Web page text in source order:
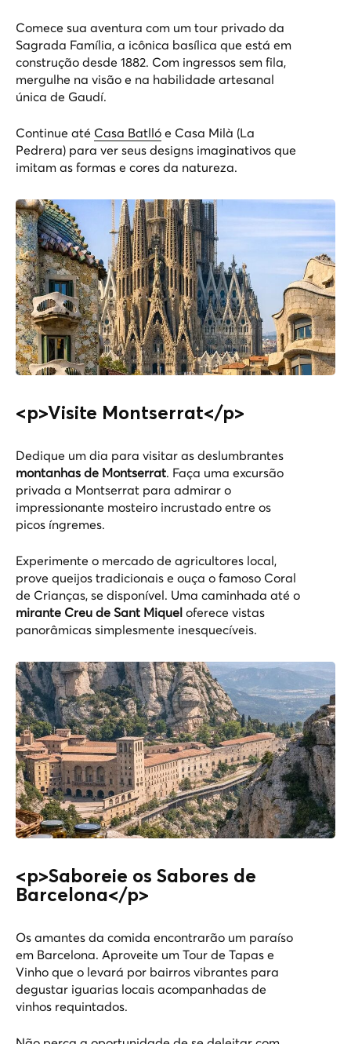
Comece sua aventura com um tour privado da
Sagrada Família, a icônica basílica que está em
construção desde 1882. Com ingressos sem fila,
mergulhe na visão e na habilidade artesanal
única de Gaudí.
Continue até Casa Batlló e Casa Milà (La
Pedrera) para ver seus designs imaginativos que
imitam as formas e cores da natureza.
<p>Visite Montserrat</p>
Dedique um dia para visitar as deslumbrantes
montanhas de Montserrat. Faça uma excursão
privada a Montserrat para admirar o
impressionante mosteiro incrustado entre os
picos íngremes.
Experimente o mercado de agricultores local,
prove queijos tradicionais e ouça o famoso Coral
de Crianças, se disponível. Uma caminhada até o
mirante Creu de Sant Miquel oferece vistas
panorâmicas simplesmente inesquecíveis.
<p>Saboreie os Sabores de
Barcelona</p>
Os amantes da comida encontrarão um paraíso
em Barcelona. Aproveite um Tour de Tapas e
Vinho que o levará por bairros vibrantes para
degustar iguarias locais acompanhadas de
vinhos requintados.